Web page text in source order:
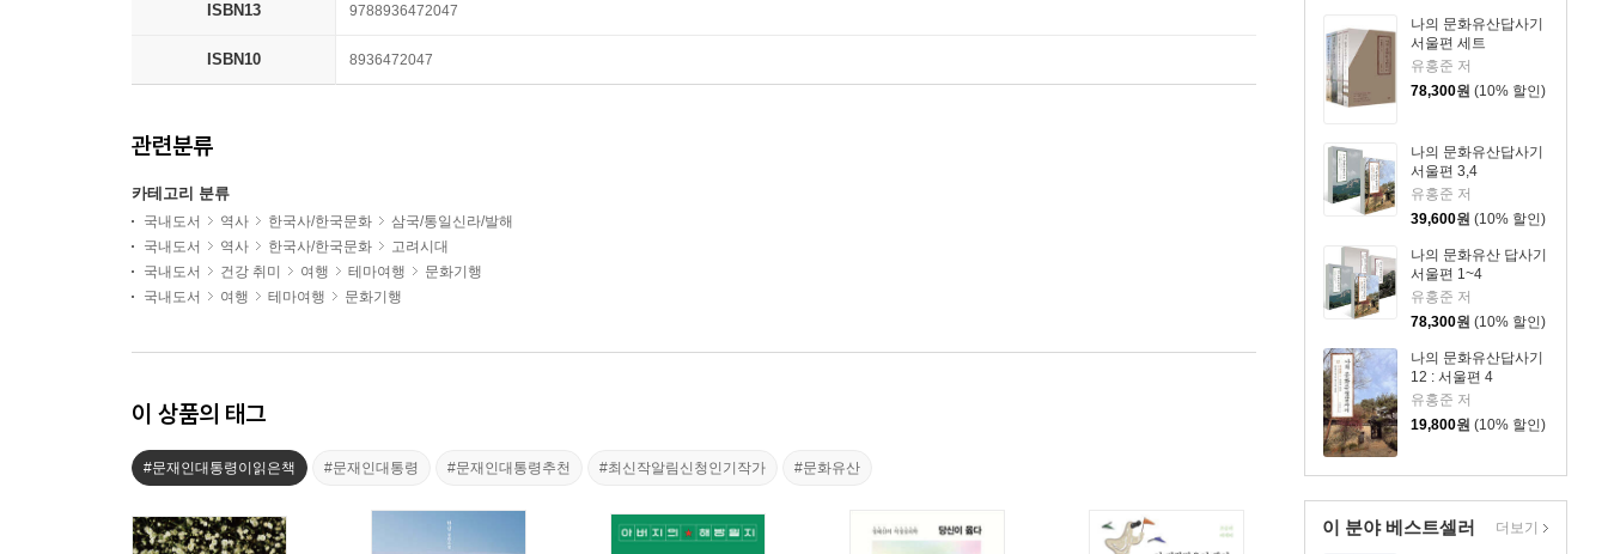
나의 문화유산답사기
서울편 세트
유홍준 저
78,300원 (10% 할인)
나의 문화유산답사기
서울편 3,4
유홍준 저
39,600원 (10% 할인)
나의 문화유산 답사기
서울편 1~4
유홍준 저
78,300원 (10% 할인)
나의 문화유산답사기
12 : 서울편 4
유홍준 저
19,800원 (10% 할인)
이 분야 베스트셀러 더보기
ISBN13 9788936472047
ISBN10 8936472047
관련분류
카테고리 분류
국내도서 역사 한국사/한국문화
삼국/통일신라/발해
국내도서
역사 한국사/한국문화
고려시대
국내도서
건강 취미 여행 테마여행
문화기행
국내도서
여행 테마여행 문화기행
이 상품의 태그
#문재인대통령이읽은책 #문재인대통령 #문재인대통령추천 #최신작알림신청인기작가 #문화유산